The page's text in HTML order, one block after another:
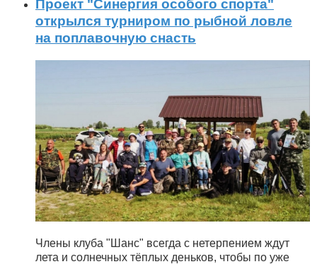
Проект "Синергия особого спорта"
открылся турниром по рыбной ловле
на поплавочную снасть
Члены клуба "Шанс" всегда с нетерпением ждут
лета и солнечных тёплых деньков, чтобы по уже